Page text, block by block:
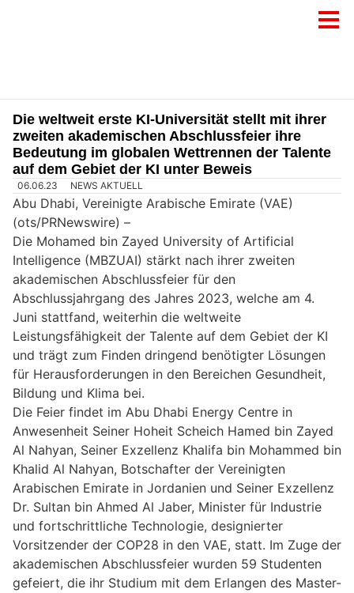
Die weltweit erste KI-Universität stellt mit ihrer
zweiten akademischen Abschlussfeier ihre
Bedeutung im globalen Wettrennen der Talente
auf dem Gebiet der KI unter Beweis
06.06.23 NEWS AKTUELL
Abu Dhabi, Vereinigte Arabische Emirate (VAE)
(ots/PRNewswire) –
Die Mohamed bin Zayed University of Artificial
Intelligence (MBZUAI) stärkt nach ihrer zweiten
akademischen Abschlussfeier für den
Abschlussjahrgang des Jahres 2023, welche am 4.
Juni stattfand, weiterhin die weltweite
Leistungsfähigkeit der Talente auf dem Gebiet der KI
und trägt zum Finden dringend benötigter Lösungen
für Herausforderungen in den Bereichen Gesundheit,
Bildung und Klima bei.
Die Feier findet im Abu Dhabi Energy Centre in
Anwesenheit Seiner Hoheit Scheich Hamed bin Zayed
Al Nahyan, Seiner Exzellenz Khalifa bin Mohammed bin
Khalid Al Nahyan, Botschafter der Vereinigten
Arabischen Emirate in Jordanien und Seiner Exzellenz
Dr. Sultan bin Ahmed Al Jaber, Minister für Industrie
und fortschrittliche Technologie, designierter
Vorsitzender der COP28 in den VAE, statt. Im Zuge der
akademischen Abschlussfeier wurden 59 Studenten
gefeiert, die ihr Studium mit dem Erlangen des Master-